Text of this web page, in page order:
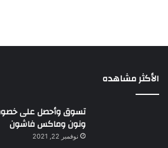
الأكثر مشاهده
تسوق وأحصل على
ونون وماكس فاشون
نوفمبر 22, 2021